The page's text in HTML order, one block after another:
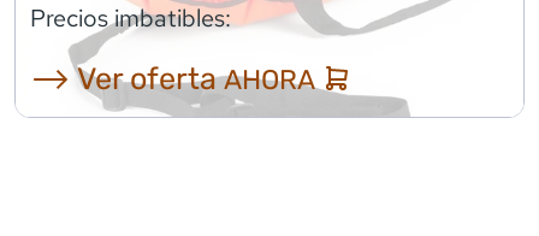
Precios imbatibles:
⟶ Ver ofertaAHORA